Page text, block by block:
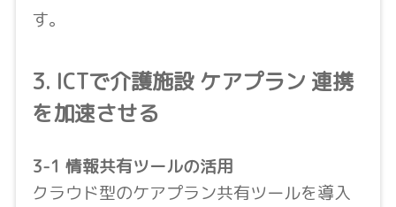
す。
3. ICTで介護施設 ケアプラン 連携
を加速させる
3-1 情報共有ツールの活用
クラウド型のケアプラン共有ツールを導入